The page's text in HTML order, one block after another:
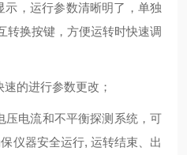
示，运行参数清晰明了，单独
转换按键，方便运转时快速调
的进行参数更改；
压电流和不平衡探测系统，可
仪器安全运行, 运转结束、出